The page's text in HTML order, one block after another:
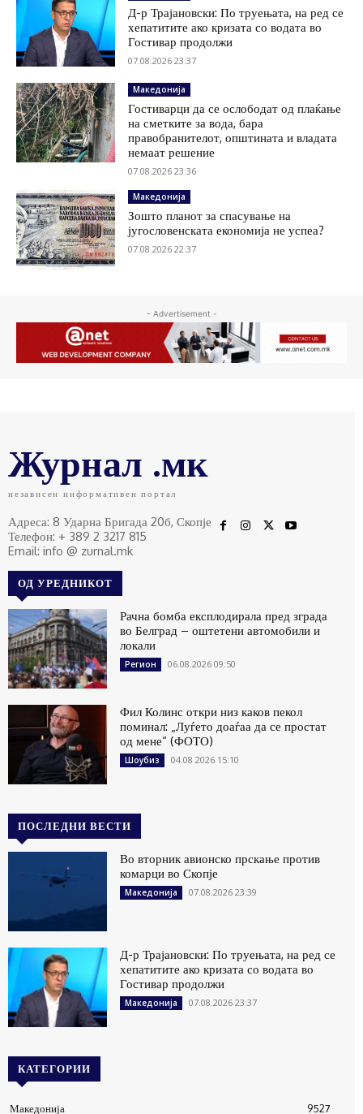
Д-р Трајановски: По труењата, на ред се
хепатитите ако кризата со водата во
Гостивар продолжи
07.08.2026 23:37
Македонија
Гостиварци да се ослободат од плаќање
на сметките за вода, бара
правобранителот, општината и владата
немаат решение
07.08.2026 23:36
Македонија
Зошто планот за спасување на
југословенската економија не успеа?
07.08.2026 22:37
- Advertisement -
Журнал .мк
независен информативен портал
Адреса: 8 Ударна Бригада 20б, Скопје
Телефон: + 389 2 3217 815
Email: info @ zurnal.mk
ОД УРЕДНИКОТ
Рачна бомба експлодирала пред зграда
во Белград – оштетени автомобили и
локали
Регион 06.08.2026 09:50
Фил Колинс откри низ каков пекол
поминал: „Луѓето доаѓаа да се простат
од мене“ (ФОТО)
Шоубиз 04.08.2026 15:10
ПОСЛЕДНИ ВЕСТИ
Во вторник авионско прскање против
комарци во Скопје
Македонија 07.08.2026 23:39
Д-р Трајановски: По труењата, на ред се
хепатитите ако кризата со водата во
Гостивар продолжи
Македонија 07.08.2026 23:37
КАТЕГОРИИ
Македонија 9527